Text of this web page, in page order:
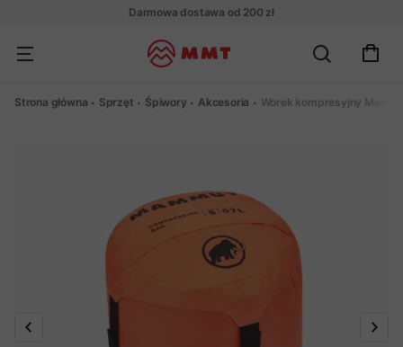
Darmowa dostawa od 200 zł
Strona główna Sprzęt Śpiwory Akcesoria Worek kompresyjny